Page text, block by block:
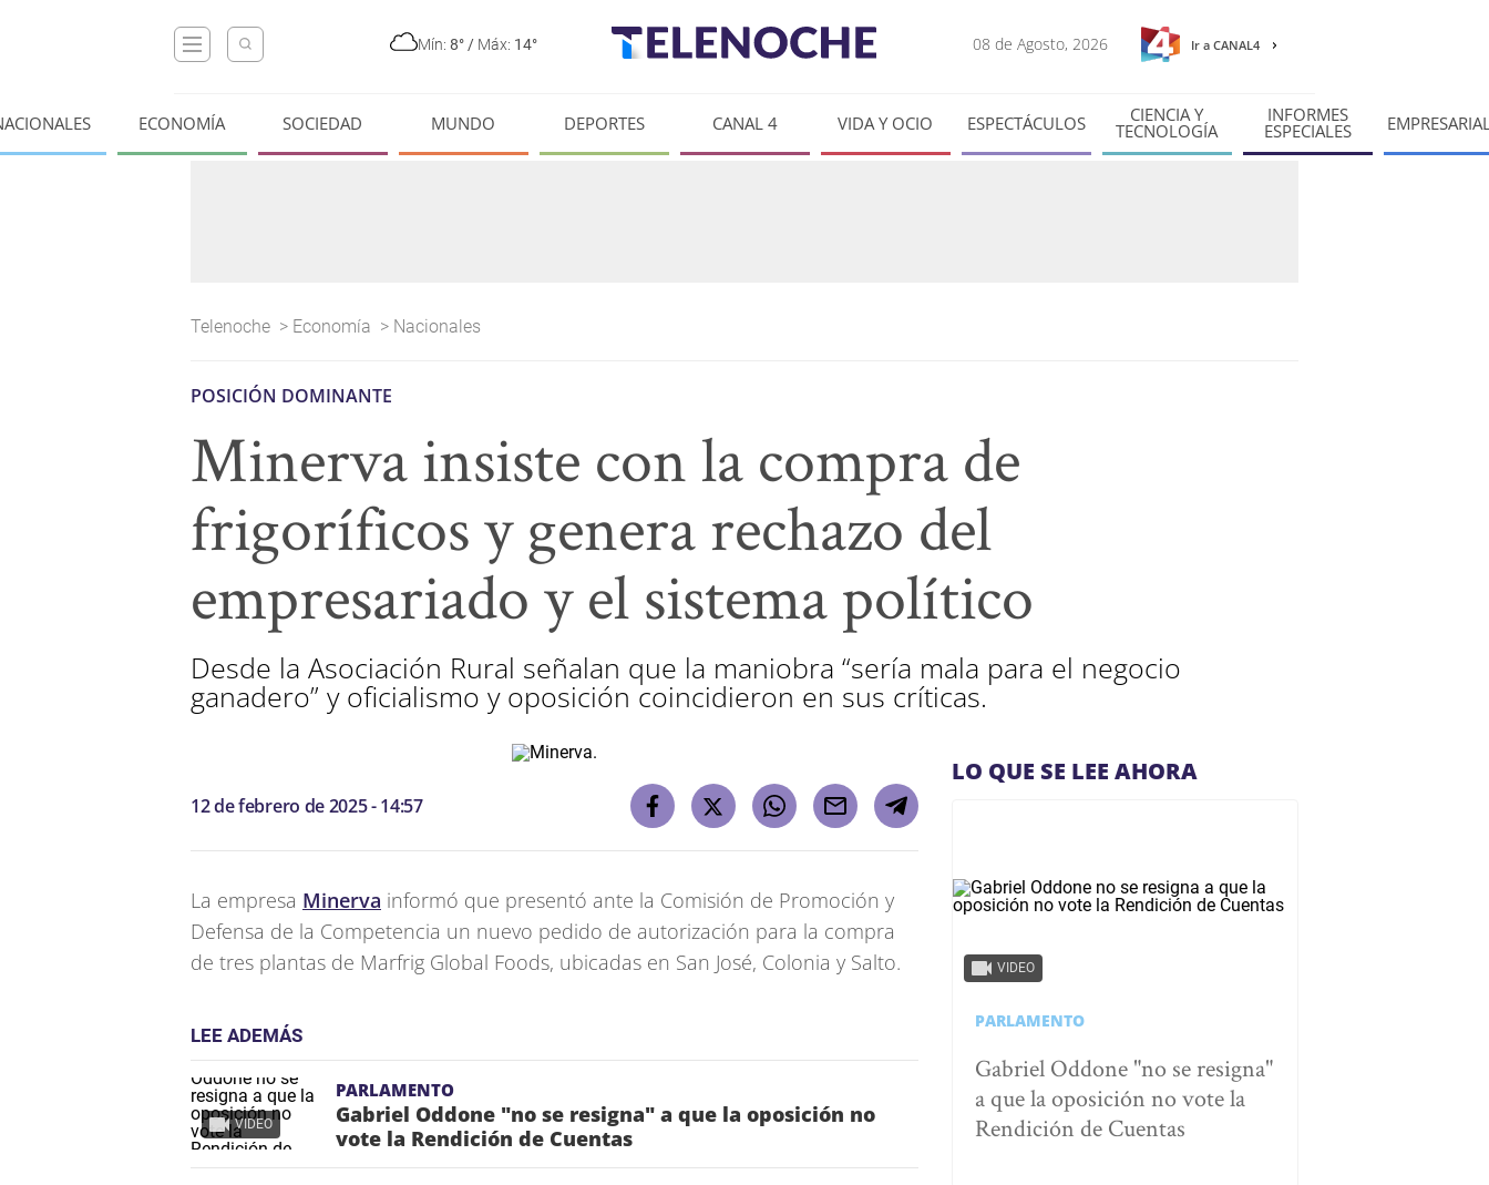
Mín: 8° / Máx: 14° 08 de Agosto, 2026 Ir a CANAL4
ECONOMÍA SOCIEDAD MUNDO DEPORTES CANAL 4 VIDA Y OCIO ESPECTÁCULOS CIENCIA Y
TECNOLOGÍA
INFORMES
ESPECIALES
Telenoche > Economía > Nacionales
POSICIÓN DOMINANTE
Minerva insiste con la compra de
frigoríficos y genera rechazo del
empresariado y el sistema político
Desde la Asociación Rural señalan que la maniobra “sería mala para el negocio
ganadero” y oficialismo y oposición coincidieron en sus críticas.
12 de febrero de 2025 - 14:57
La empresa Minerva informó que presentó ante la Comisión de Promoción y
Defensa de la Competencia un nuevo pedido de autorización para la compra
de tres plantas de Marfrig Global Foods, ubicadas en San José, Colonia y Salto.
LEE ADEMÁS
VIDEO
PARLAMENTO
Gabriel Oddone "no se resigna" a que la oposición no
vote la Rendición de Cuentas
LO QUE SE LEE AHORA
VIDEO
PARLAMENTO
Gabriel Oddone "no se resigna"
a que la oposición no vote la
Rendición de Cuentas